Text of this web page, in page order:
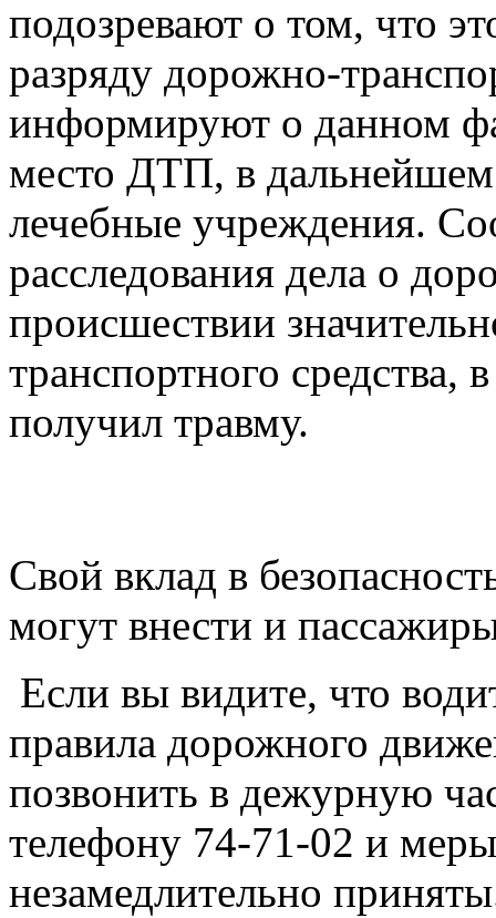
подозревают о том, что
разряду дорожно-
информируют о данном
место ДТП, в дальнейшем
лечебные учреждения.
расследования дела о
происшествии
транспортного средства,
получил травму.
Свой вклад в
могут внести и
Если вы видите, что
правила дорожного
позвонить в дежурную
телефону 74-71-02 и
незамедлительно